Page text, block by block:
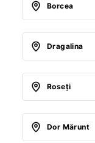
Borcea
Dragalina
Roseţi
Dor Mărunt